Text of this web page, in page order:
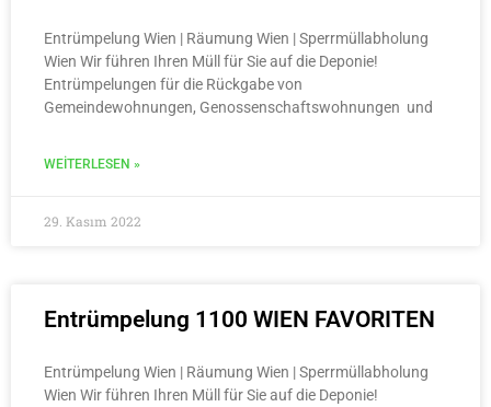
Entrümpelung Wien | Räumung Wien | Sperrmüllabholung
Wien Wir führen Ihren Müll für Sie auf die Deponie!
Entrümpelungen für die Rückgabe von
Gemeindewohnungen, Genossenschaftswohnungen und
WEITERLESEN »
29. Kasım 2022
Entrümpelung 1100 WIEN FAVORITEN
Entrümpelung Wien | Räumung Wien | Sperrmüllabholung
Wien Wir führen Ihren Müll für Sie auf die Deponie!